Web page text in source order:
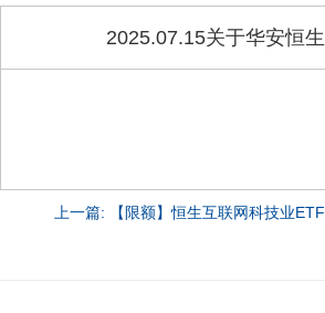
2025.07.15关于华安恒
上一篇: 【限额】恒生互联网科技业